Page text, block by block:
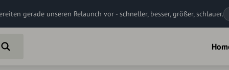
gerade unseren Relaunch vor - schneller, besser, größer, schlauer.